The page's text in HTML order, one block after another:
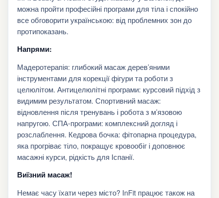
можна пройти професійні програми для тіла і спокійно
все обговорити українською: від проблемних зон до
протипоказань.
Напрями:
Мадеротерапія: глибокий масаж дерев’яними
інструментами для корекції фігури та роботи з
целюлітом. Антицелюлітні програми: курсовий підхід з
видимим результатом. Спортивний масаж:
відновлення після тренувань і робота з м’язовою
напругою. СПА-програми: комплексний догляд і
розслаблення. Кедрова бочка: фітопарна процедура,
яка прогріває тіло, покращує кровообіг і доповнює
масажні курси, рідкість для Іспанії.
Виїзний масаж!
Немає часу їхати через місто? InFit працює також на